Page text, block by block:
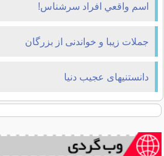
اسم واقعي افراد سرشناس!
جملات زیبا و خواندنی از بزرگان
دانستنیهای عجیب دنیا